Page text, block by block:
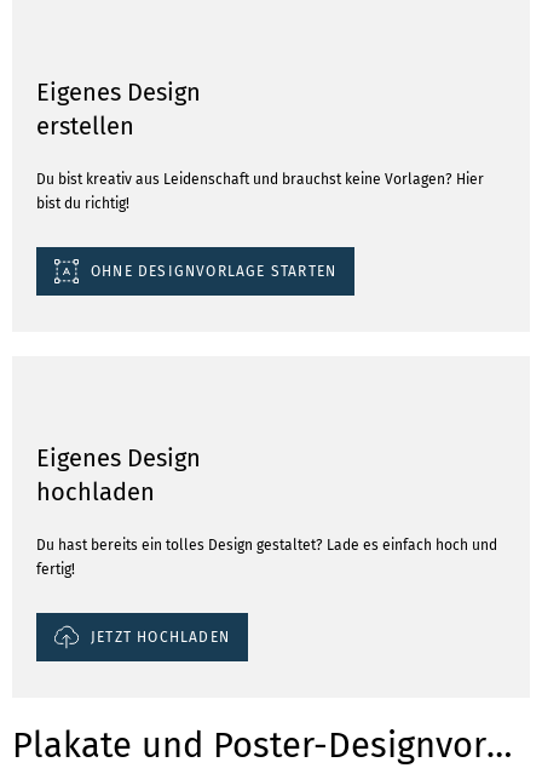
Eigenes Design
erstellen
Du bist kreativ aus Leidenschaft und brauchst keine Vorlagen? Hier
bist du richtig!
OHNE DESIGNVORLAGE STARTEN
Eigenes Design
hochladen
Du hast bereits ein tolles Design gestaltet? Lade es einfach hoch und
fertig!
JETZT HOCHLADEN
Plakate und Poster-Designvorlagen für Branchen